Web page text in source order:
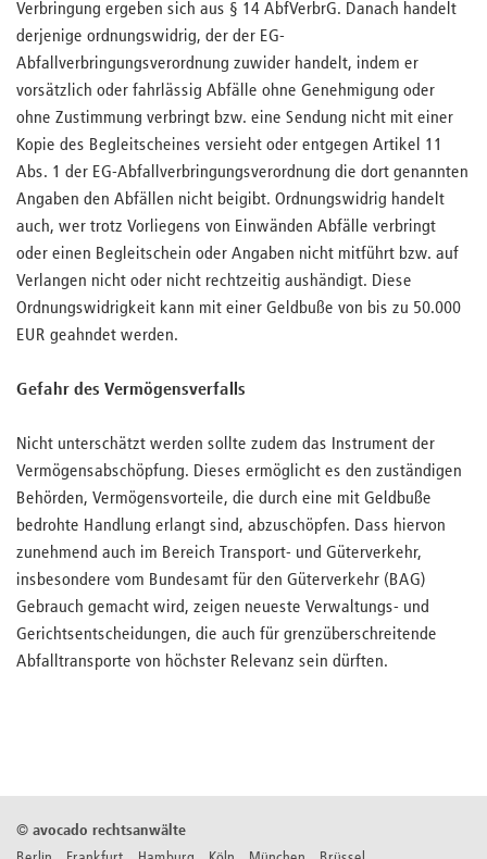
Verbringung ergeben sich aus § 14 AbfVerbrG. Danach handelt
derjenige ordnungswidrig, der der EG-
Abfallverbringungsverordnung zuwider handelt, indem er
vorsätzlich oder fahrlässig Abfälle ohne Genehmigung oder
ohne Zustimmung verbringt bzw. eine Sendung nicht mit einer
Kopie des Begleitscheines versieht oder entgegen Artikel 11
Abs. 1 der EG-Abfallverbringungsverordnung die dort genannten
Angaben den Abfällen nicht beigibt. Ordnungswidrig handelt
auch, wer trotz Vorliegens von Einwänden Abfälle verbringt
oder einen Begleitschein oder Angaben nicht mitführt bzw. auf
Verlangen nicht oder nicht rechtzeitig aushändigt. Diese
Ordnungswidrigkeit kann mit einer Geldbuße von bis zu 50.000
EUR geahndet werden.
Gefahr des Vermögensverfalls
Nicht unterschätzt werden sollte zudem das Instrument der
Vermögensabschöpfung. Dieses ermöglicht es den zuständigen
Behörden, Vermögensvorteile, die durch eine mit Geldbuße
bedrohte Handlung erlangt sind, abzuschöpfen. Dass hiervon
zunehmend auch im Bereich Transport- und Güterverkehr,
insbesondere vom Bundesamt für den Güterverkehr (BAG)
Gebrauch gemacht wird, zeigen neueste Verwaltungs- und
Gerichtsentscheidungen, die auch für grenzüberschreitende
Abfalltransporte von höchster Relevanz sein dürften.
© avocado rechtsanwälte